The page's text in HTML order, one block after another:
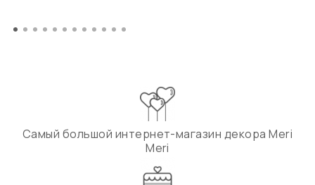
Самый большой интернет-магазин декора Meri
Meri